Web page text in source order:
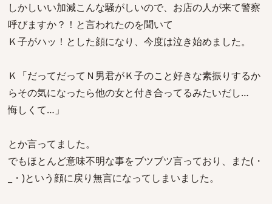
しかしいい加減こんな騒がしいので、お店の人が来て警察
呼びますか？！と言われたのを聞いて
Ｋ子がハッ！とした顔になり、今度は泣き始めました。
Ｋ「だってだってＮ男君がＫ子のこと好きな素振りするか
らその気になったら他の女と付き合ってるみたいだし…
悔しくて…」
とか言ってました。
でもほとんど意味不明な事をブツブツ言っており、また(・
_・)という顔に戻り無言になってしまいました。